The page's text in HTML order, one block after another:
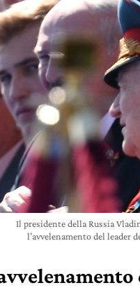
Il presidente della Russia
l’avvelenamento del leader